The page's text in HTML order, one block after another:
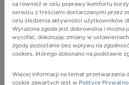
Więcej na lekiicd10.pl
są również w celu poprawy komfortu
serwisu z treściami dostarczanymi przez
celu śledzenia aktywności użytkowników
Wyrażona zgoda jest dobrowolna i można
wycofać, dokonując zmiany w
zgody pozostanie bez wpływu na
cookies, którego dokonano na podstawie
Więcej informacji na temat przetwarzania
cookie zawartych jest w Polityce